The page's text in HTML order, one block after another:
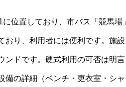
位置しており、市バス「競馬場
り、利用者には便利です。施
ドです。硬式利用の可否は明言
の詳細（ベンチ・更衣室・シャ